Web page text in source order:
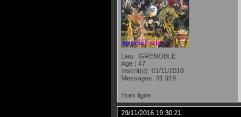
Lieu : GRENOBLE
Age : 47
Inscrit(e): 01/11/2010
Messages: 31 919
Hors ligne
29/11/2016 19:30:21